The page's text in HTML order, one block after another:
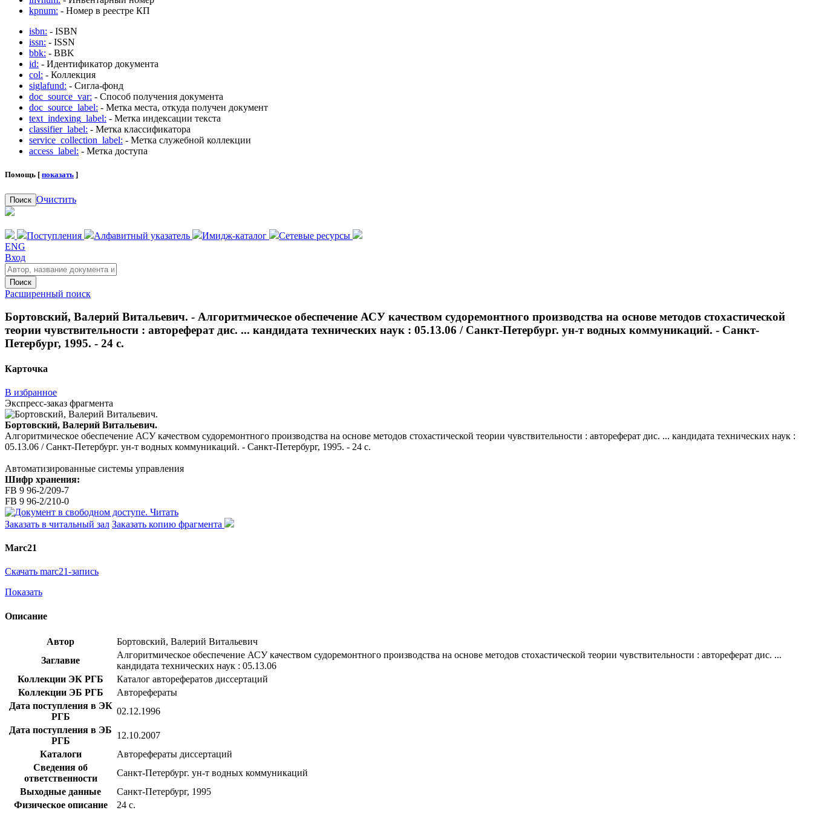
kpnum: - Номер в реестре КП
isbn: - ISBN
issn: - ISSN
bbk: - BBK
id: - Идентификатор документа
col: - Коллекция
siglafund: - Сигла-фонд
doc_source_var: - Способ получения документа
doc_source_label: - Метка места, откуда получен документ
text_indexing_label: - Метка индексации текста
classifier_label: - Метка классификатора
service_collection_label: - Метка служебной коллекции
access_label: - Метка доступа
Помощь [ показать ]
Поиск Очистить
Поступления Алфавитный указатель Имидж-каталог
Сетевые ресурсы
ENG
Вход
Поиск
Расширенный поиск
Бортовский, Валерий Витальевич. - Алгоритмическое обеспечение АСУ качеством судоремонтного производства на основе методов стохастической
теории чувствительности : автореферат дис. ... кандидата технических наук : 05.13.06 / Санкт-Петербург. ун-т водных коммуникаций. - Санкт-
Петербург, 1995. - 24 с.
Карточка
В избранное
Экспресс-заказ фрагмента
Бортовский, Валерий Витальевич.
Алгоритмическое обеспечение АСУ качеством судоремонтного производства на основе методов стохастической теории чувствительности : автореферат дис. ... кандидата технических наук :
05.13.06 / Санкт-Петербург. ун-т водных коммуникаций. - Санкт-Петербург, 1995. - 24 с.
Автоматизированные системы управления
Шифр хранения:
FB 9 96-2/209-7
FB 9 96-2/210-0
Читать
Заказать в читальный зал Заказать копию фрагмента
Marc21
Скачать marc21-запись
Показать
Описание
Автор
Бортовский, Валерий Витальевич
Заглавие
Алгоритмическое обеспечение АСУ качеством судоремонтного производства на основе методов стохастической теории чувствительности : автореферат дис. ...
кандидата технических наук : 05.13.06
Коллекции ЭК РГБ
Каталог авторефератов диссертаций
Коллекции ЭБ РГБ
Авторефераты
Дата поступления в ЭК
РГБ
02.12.1996
Дата поступления в ЭБ
РГБ
12.10.2007
Каталоги
Авторефераты диссертаций
Сведения об
ответственности
Санкт-Петербург. ун-т водных коммуникаций
Выходные данные
Санкт-Петербург, 1995
Физическое описание
24 с.